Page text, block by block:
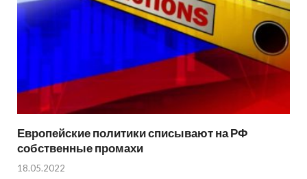
Европейские политики списывают на РФ
собственные промахи
18.05.2022